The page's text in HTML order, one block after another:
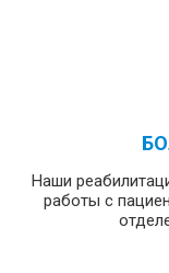
Наши
работы с